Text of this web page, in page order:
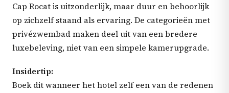
Cap Rocat is uitzonderlijk, maar duur en behoorlijk
op zichzelf staand als ervaring. De categorieën met
privézwembad maken deel uit van een bredere
luxebeleving, niet van een simpele kamerupgrade.
Insidertip:
Boek dit wanneer het hotel zelf een van de redenen